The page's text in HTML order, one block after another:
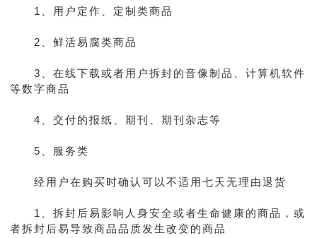
1、用户定作、定制类商品
2、鲜活易腐类商品
3、在线下载或者用户拆封的音像制品、计算机软件
等数字商品
4、交付的报纸、期刊、期刊杂志等
5、服务类
经用户在购买时确认可以不适用七天无理由退货
1、拆封后易影响人身安全或者生命健康的商品，或
者拆封后易导致商品品质发生改变的商品